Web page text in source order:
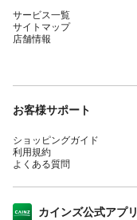
サービス一覧
サイトマップ
店舗情報
お客様サポート
ショッピングガイド
利用規約
よくある質問
カインズ公式アプリ